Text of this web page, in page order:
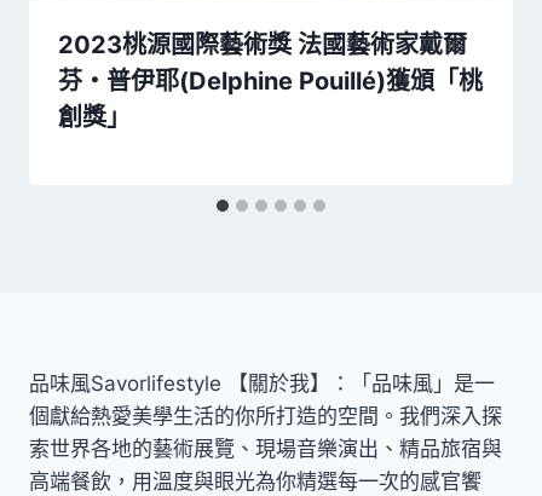
2023桃源國際藝術獎 法國藝術家戴爾
芬・普伊耶(Delphine Pouillé)獲頒「桃
創獎」
品味風Savorlifestyle 【關於我】：「品味風」是一
個獻給熱愛美學生活的你所打造的空間。我們深入探
索世界各地的藝術展覽、現場音樂演出、精品旅宿與
高端餐飲，用溫度與眼光為你精選每一次的感官饗